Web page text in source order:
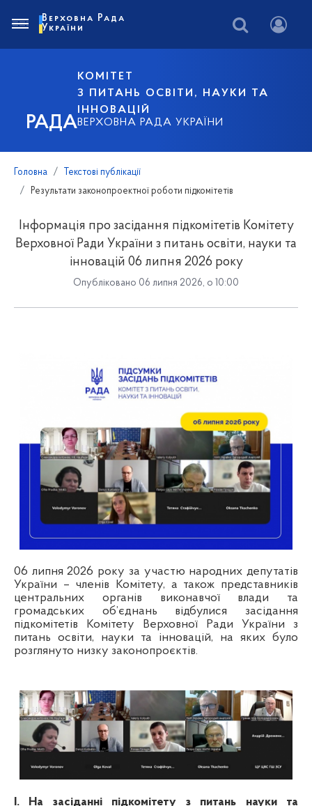
РАДА
КОМІТЕТ
З ПИТАНЬ ОСВІТИ, НАУКИ ТА
ІННОВАЦІЙ
ВЕРХОВНА РАДА УКРАЇНИ
Верховна Рада
України
Головна
Текстові публікації
Результати законопроектної роботи підкомітетів
Інформація про засідання підкомітетів Комітету
Верховної Ради України з питань освіти, науки та
інновацій 06 липня 2026 року
Опубліковано 06 липня 2026, о 10:00
06 липня 2026 року за участю народних депутатів
України – членів Комітету, а також представників
центральних органів виконавчої влади та
громадських об’єднань відбулися засідання
підкомітетів
Комітету Верховної Ради України з
питань освіти, науки та інновацій, на яких було
розглянуто низку законопроєктів.
І. На засіданні підкомітету з питань науки та